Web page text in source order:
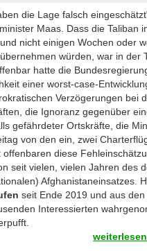
die Lage falsch
Maas. Dass die Taliban
nicht einigen Wochen oder
würden, war in der
hatte die
einer worst-case-
Verzögerungen bei
die Ignoranz gegenüber
gefährdeter Ortskräfte, die
von den ein, zwei
offenbaren diese
seit vielen, vielen Jahren des
Afghanistaneinsatzes.
seit Ende 2019 und aus
Interessierten
weiterlesen